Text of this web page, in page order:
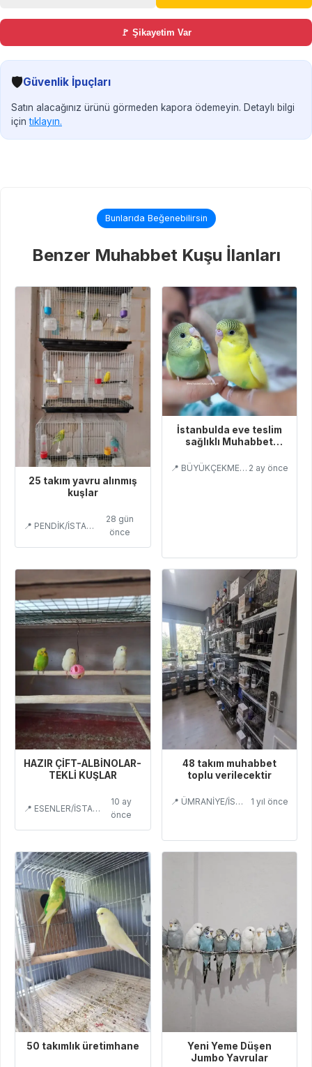
🚩 Şikayetim Var
🛡️Güvenlik İpuçları
Satın alacağınız ürünü görmeden kapora ödemeyin. Detaylı bilgi
içintıklayın.
Bunlarıda Beğenebilirsin
Benzer Muhabbet Kuşu İlanları
25 takım yavru alınmış
kuşlar
📍 PENDİK/İSTANBUL
28 gün
önce
İstanbulda eve teslim
sağlıklı Muhabbet
📍 BÜYÜKÇEKMECE/İSTANBUL 2 ay önce
HAZIR ÇİFT-ALBİNOLAR-
TEKLİ KUŞLAR
📍 ESENLER/İSTANBUL
10 ay
önce
48 takım muhabbet
toplu verilecektir
📍 ÜMRANİYE/İSTANBUL 1 yıl önce
50 takımlık üretimhane
Yeni Yeme Düşen
Jumbo Yavrular